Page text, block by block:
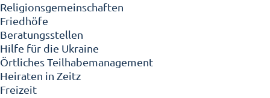
Religionsgemeinschaften
Friedhöfe
Beratungsstellen
Hilfe für die Ukraine
Örtliches Teilhabemanagement
Heiraten in Zeitz
Freizeit